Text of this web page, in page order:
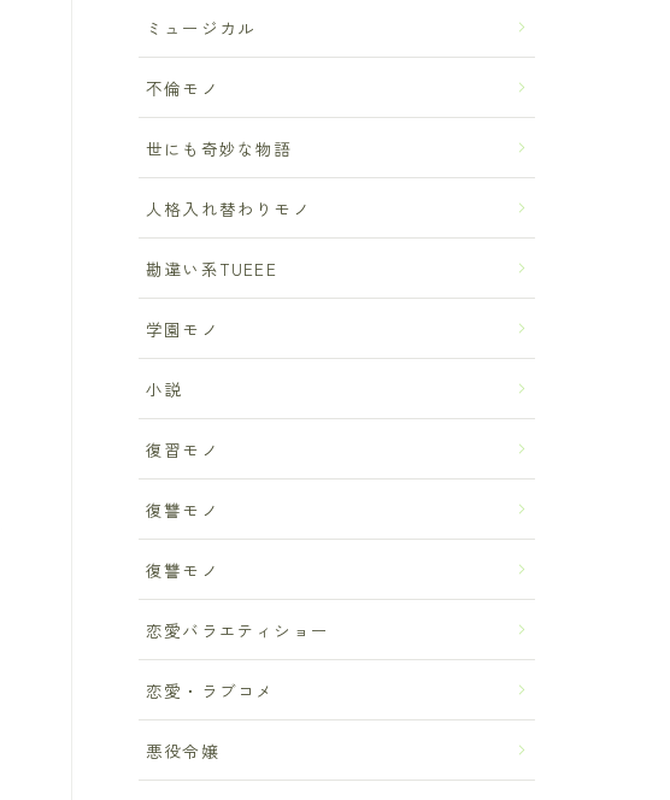
ミュージカル
不倫モノ
世にも奇妙な物語
人格入れ替わりモノ
勘違い系TUEEE
学園モノ
小説
復習モノ
復讐モノ
復讐モノ
恋愛バラエティショー
恋愛・ラブコメ
悪役令嬢